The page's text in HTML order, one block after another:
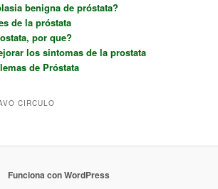
benigna de próstata?
de la próstata
por que?
los sintomas de la prostata
de Próstata
CIRCULO
Funciona con WordPress